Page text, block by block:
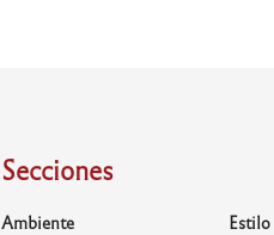
Secciones
Ambiente
Estilo